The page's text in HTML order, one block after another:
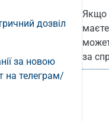
дозвіл
за новою
на телеграм/
Якщо
за